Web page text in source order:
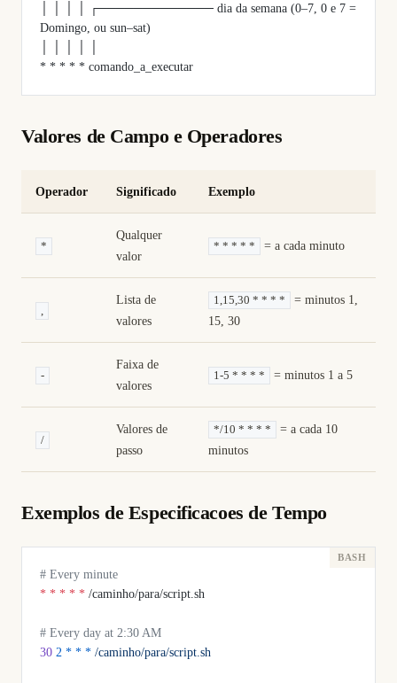
│ │ │ │ ┌───────────── dia da semana (0–7, 0 e 7 =
Domingo, ou sun–sat)
* * * * * comando_a_executar
Valores de Campo e Operadores
Operador Significado Exemplo
*
Qualquer
valor
* * * * * = a cada minuto
Lista de
valores
1,15,30 * * * *
= minutos 1,
15, 30
-
Faixa de
valores
1-5 * * * * = minutos 1 a 5
/
Valores de
passo
*/10 * * * *
= a cada 10
minutos
Exemplos de Especificacoes de Tempo
# Every minute
* * * * * /caminho/para/script.sh
# Every day at 2:30 AM
30 2 * * * /caminho/para/script.sh